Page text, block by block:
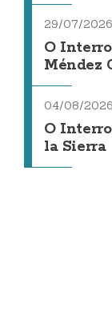
29/07/2026
O
Méndez
04/08/2026
O
la Sierra